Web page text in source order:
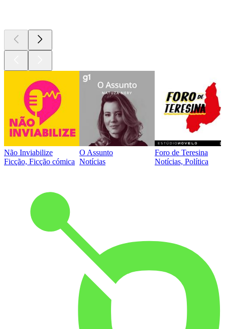
Não Inviabilize
Ficção, Ficção cómica
O Assunto
Notícias
Foro de Teresina
Notícias, Política